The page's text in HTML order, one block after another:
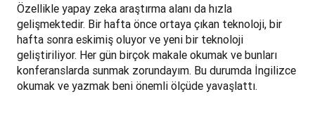
Özellikle yapay zeka araştırma alanı da hızla
gelişmektedir. Bir hafta önce ortaya çıkan teknoloji, bir
hafta sonra eskimiş oluyor ve yeni bir teknoloji
geliştiriliyor. Her gün birçok makale okumak ve bunları
konferanslarda sunmak zorundayım. Bu durumda İngilizce
okumak ve yazmak beni önemli ölçüde yavaşlattı.